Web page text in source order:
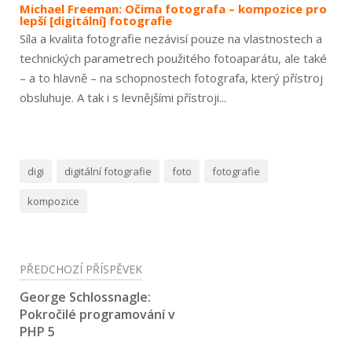
Michael Freeman: Očima fotografa – kompozice pro
lepší [digitální] fotografie
Síla a kvalita fotografie nezávisí pouze na vlastnostech a
technických parametrech použitého fotoaparátu, ale také
– a to hlavně – na schopnostech fotografa, který přístroj
obsluhuje. A tak i s levnějšími přístroji...
digi digitální fotografie foto fotografie
kompozice
Navigace
pro
příspěvek
PŘEDCHOZÍ PŘÍSPĚVEK
George Schlossnagle:
Pokročilé programování v
PHP 5